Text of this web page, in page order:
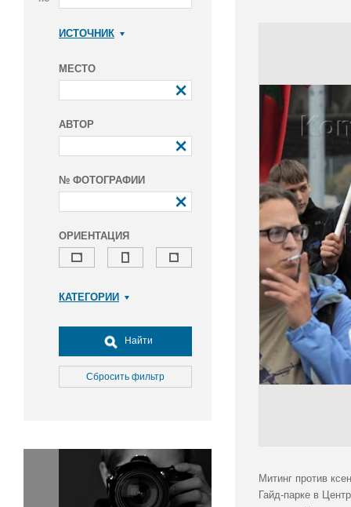
ИСТОЧНИК
МЕСТО
АВТОР
№ ФОТОГРАФИИ
ОРИЕНТАЦИЯ
КАТЕГОРИИ
Досуг, туризм и отдых
Культура
Медицина
Окружающая среда
Политика
Правосудие
Найти
Сбросить фильтр
Митинг против
Гайд-парке в